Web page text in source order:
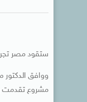
ستقود مصر
ووافق الدكتور
مشروع تقدمت